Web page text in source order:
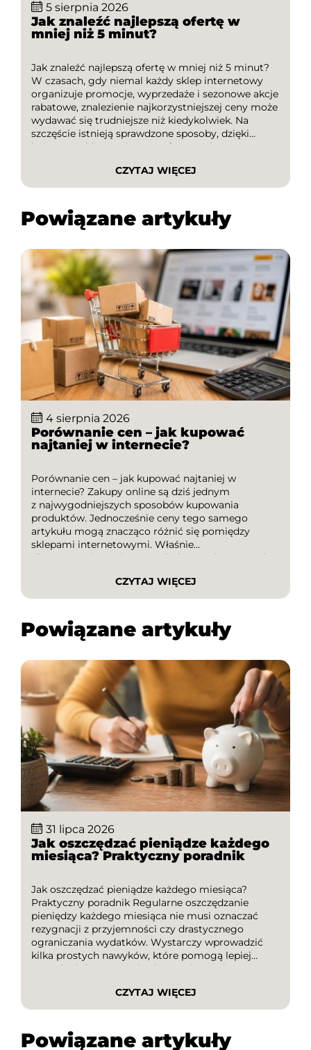
5 sierpnia 2026
Jak znaleźć najlepszą ofertę w
mniej niż 5 minut?
Jak znaleźć najlepszą ofertę w mniej niż 5 minut?
W czasach, gdy niemal każdy sklep internetowy
organizuje promocje, wyprzedaże i sezonowe akcje
rabatowe, znalezienie najkorzystniejszej ceny może
wydawać się trudniejsze niż kiedykolwiek. Na
szczęście istnieją sprawdzone sposoby, dzięki
którym szybko porównasz oferty, wykorzystasz
artykule dowiesz się, jak w kilka minut […]
CZYTAJ WIĘCEJ
Powiązane artykuły
4 sierpnia 2026
Porównanie cen – jak kupować
najtaniej w internecie?
Porównanie cen – jak kupować najtaniej w
internecie? Zakupy online są dziś jednym
z najwygodniejszych sposobów kupowania
produktów. Jednocześnie ceny tego samego
artykułu mogą znacząco różnić się pomiędzy
sklepami internetowymi. Właśnie
dlatego porównanie cen to jeden z najprostszych
poradniku dowiesz się, jak kupować najtaniej w
internecie, dlaczego warto sprawdzać oferty
CZYTAJ WIĘCEJ
Powiązane artykuły
31 lipca 2026
Jak oszczędzać pieniądze każdego
miesiąca? Praktyczny poradnik
Jak oszczędzać pieniądze każdego miesiąca?
Praktyczny poradnik Regularne oszczędzanie
pieniędzy każdego miesiąca nie musi oznaczać
rezygnacji z przyjemności czy drastycznego
ograniczania wydatków. Wystarczy wprowadzić
kilka prostych nawyków, które pomogą lepiej
zarządzać domowym budżetem i stopniowo
tym poradniku dowiesz się, jak skutecznie
oszczędzać, na co zwrócić uwagę podczas
kody […]
CZYTAJ WIĘCEJ
Powiązane artykuły